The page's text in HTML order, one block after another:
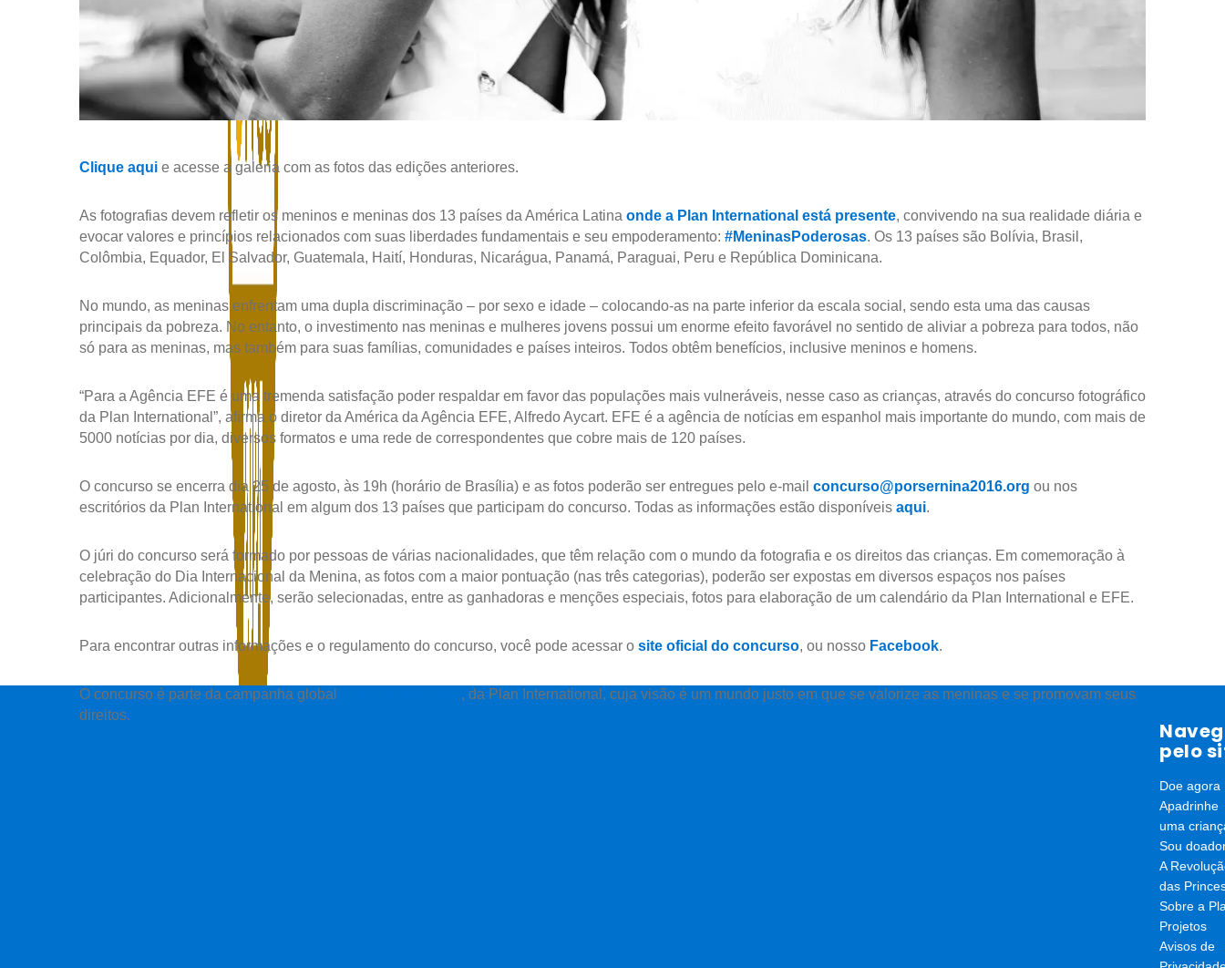
Clique aqui e acesse a galeria com as fotos das edições anteriores.
As fotografias devem refletir os meninos e meninas dos 13 países da América Latina onde a Plan International está presente, convivendo na sua realidade diária e
evocar valores e princípios relacionados com suas liberdades fundamentais e seu empoderamento: #MeninasPoderosas. Os 13 países são Bolívia, Brasil,
Colômbia, Equador, El Salvador, Guatemala, Haití, Honduras, Nicarágua, Panamá, Paraguai, Peru e República Dominicana.
No mundo, as meninas enfrentam uma dupla discriminação – por sexo e idade – colocando-as na parte inferior da escala social, sendo esta uma das causas
principais da pobreza. No entanto, o investimento nas meninas e mulheres jovens possui um enorme efeito favorável no sentido de aliviar a pobreza para todos, não
só para as meninas, mas também para suas famílias, comunidades e países inteiros. Todos obtêm benefícios, inclusive meninos e homens.
“Para a Agência EFE é uma tremenda satisfação poder respaldar em favor das populações mais vulneráveis, nesse caso as crianças, através do concurso fotográfico
da Plan International”, afirma o diretor da América da Agência EFE, Alfredo Aycart. EFE é a agência de notícias em espanhol mais importante do mundo, com mais de
5000 notícias por dia, diversos formatos e uma rede de correspondentes que cobre mais de 120 países.
O concurso se encerra dia 25 de agosto, às 19h (horário de Brasília) e as fotos poderão ser entregues pelo e-mail concurso@porsernina2016.org ou nos
escritórios da Plan International em algum dos 13 países que participam do concurso. Todas as informações estão disponíveis aqui.
O júri do concurso será formado por pessoas de várias nacionalidades, que têm relação com o mundo da fotografia e os direitos das crianças. Em comemoração à
celebração do Dia Internacional da Menina, as fotos com a maior pontuação (nas três categorias), poderão ser expostas em diversos espaços nos países
participantes. Adicionalmente, serão selecionadas, entre as ganhadoras e menções especiais, fotos para elaboração de um calendário da Plan International e EFE.
Para encontrar outras informações e o regulamento do concurso, você pode acessar o site oficial do concurso, ou nosso Facebook.
O concurso é parte da campanha global
, da Plan International, cuja visão é um mundo justo em que se valorize as meninas e se promovam seus
direitos.
pelo
Doe agora
Apadrinhe
uma
Sou
A
das
Sobre a
Projetos
Avisos de